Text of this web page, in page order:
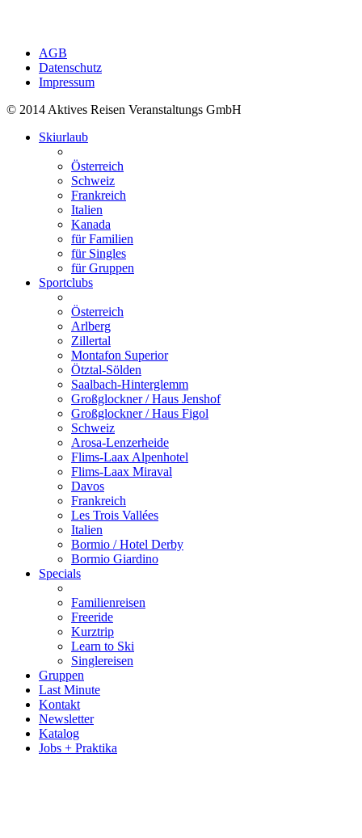
AGB
Datenschutz
Impressum
© 2014 Aktives Reisen Veranstaltungs GmbH
Skiurlaub
Österreich
Schweiz
Frankreich
Italien
Kanada
für Familien
für Singles
für Gruppen
Sportclubs
Österreich
Arlberg
Zillertal
Montafon Superior
Ötztal-Sölden
Saalbach-Hinterglemm
Großglockner / Haus Jenshof
Großglockner / Haus Figol
Schweiz
Arosa-Lenzerheide
Flims-Laax Alpenhotel
Flims-Laax Miraval
Davos
Frankreich
Les Trois Vallées
Italien
Bormio / Hotel Derby
Bormio Giardino
Specials
Familienreisen
Freeride
Kurztrip
Learn to Ski
Singlereisen
Gruppen
Last Minute
Kontakt
Newsletter
Katalog
Jobs + Praktika